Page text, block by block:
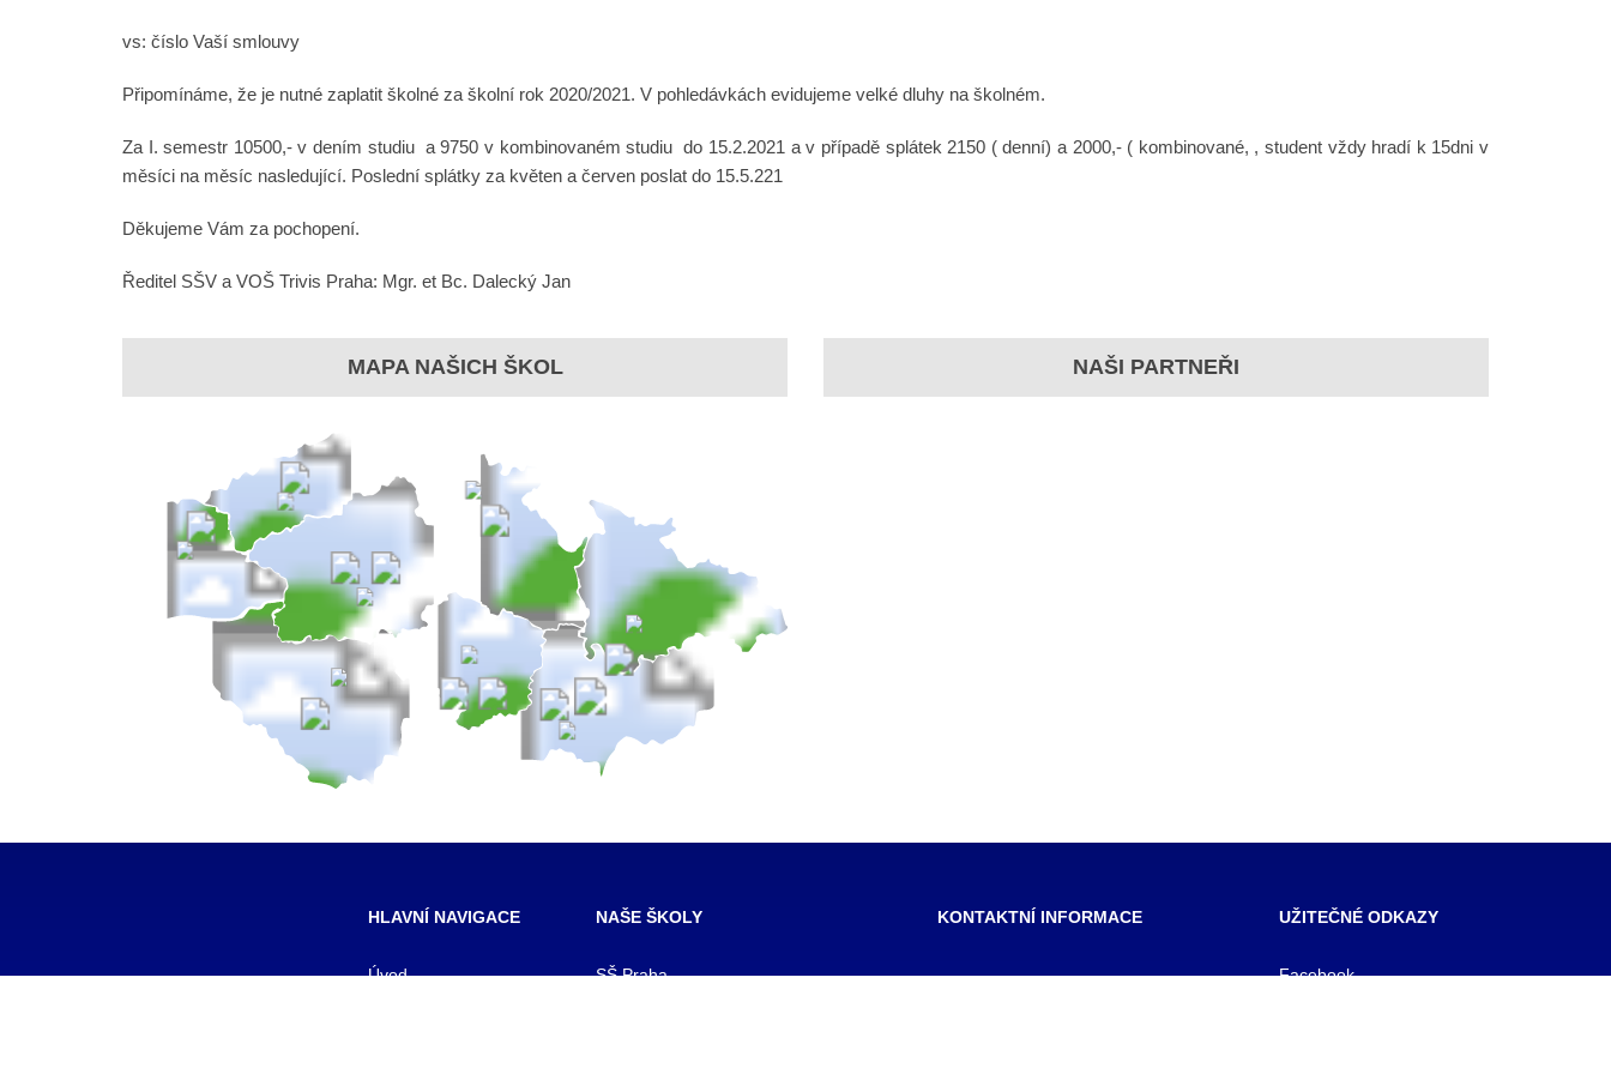
vs: číslo Vaší smlouvy
Připomínáme, že je nutné zaplatit školné za školní rok 2020/2021. V pohledávkách evidujeme velké dluhy na školném.
Za I. semestr 10500,- v dením studiu a 9750 v kombinovaném studiu do 15.2.2021 a v případě splátek 2150 ( denní) a 2000,- ( kombinované, , student vždy hradí k 15dni v
měsíci na měsíc nasledující. Poslední splátky za květen a červen poslat do 15.5.221
Děkujeme Vám za pochopení.
Ředitel SŠV a VOŠ Trivis Praha: Mgr. et Bc. Dalecký Jan
MAPA NAŠICH ŠKOL NAŠI PARTNEŘI
HLAVNÍ NAVIGACE
Úvod
NAŠE ŠKOLY
SŠ Praha
KONTAKTNÍ INFORMACE UŽITEČNÉ ODKAZY
Facebook